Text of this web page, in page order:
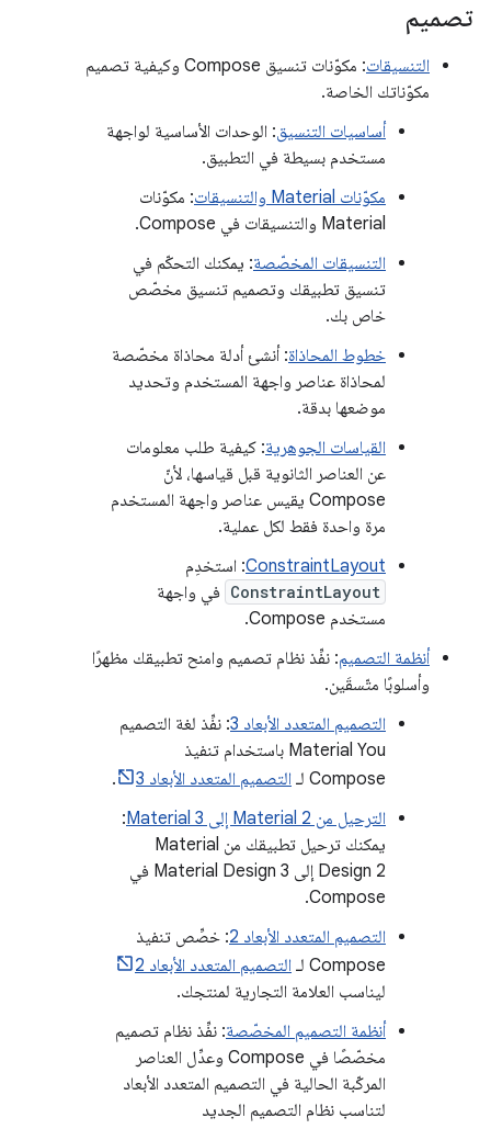
تصميم
التنسيقات
: مكوّنات تنسيق Compose وكيفية تصميم
مكوّناتك الخاصة.
أساسيات التنسيق: الوحدات الأساسية لواجهة
مستخدم بسيطة في التطبيق.
مكوّنات Material والتنسيقات
: مكوّنات
Material والتنسيقات في Compose.
التنسيقات المخصّصة: يمكنك التحكّم في
تنسيق تطبيقك وتصميم تنسيق مخصّص
خاص بك.
خطوط المحاذاة: أنشئ أدلة محاذاة مخصّصة
لمحاذاة عناصر واجهة المستخدم وتحديد
موضعها بدقة.
القياسات الجوهرية: كيفية طلب معلومات
عن العناصر الثانوية قبل قياسها، لأنّ
Compose يقيس عناصر واجهة المستخدم
مرة واحدة فقط لكل عملية.
ConstraintLayout: استخدِم
ConstraintLayout في واجهة
مستخدم Compose.
أنظمة التصميم: نفِّذ نظام تصميم وامنح تطبيقك مظهرًا
وأسلوبًا متّسقَين.
التصميم المتعدد الأبعاد 3
: نفِّذ لغة التصميم
Material You باستخدام تنفيذ
Compose لـ
التصميم المتعدد الأبعاد 3
.
الترحيل من Material 2 إلى Material 3
:
يمكنك ترحيل تطبيقك من Material
Design 2 إلى Material Design 3 في
Compose.
التصميم المتعدد الأبعاد 2
: خصِّص تنفيذ
Compose لـ
التصميم المتعدد الأبعاد 2
ليناسب العلامة التجارية لمنتجك.
أنظمة التصميم المخصّصة: نفِّذ نظام تصميم
مخصّصًا في Compose وعدِّل العناصر
المركّبة الحالية في التصميم المتعدد الأبعاد
لتناسب نظام التصميم الجديد